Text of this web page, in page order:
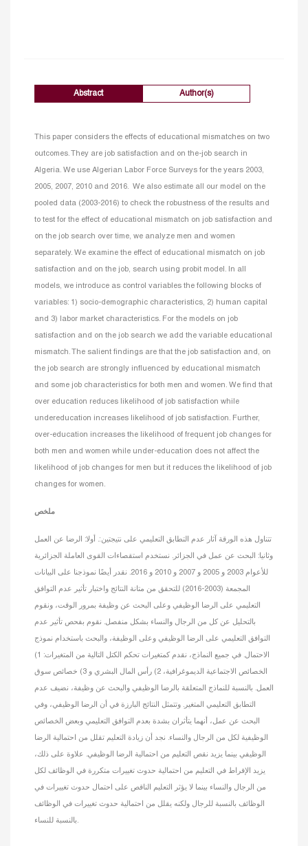
Abstract Author(s)
This paper considers the effects of educational mismatches on two
outcomes. They are job satisfaction and on the-job search in
Algeria. We use Algerian Labor Force Surveys for the years 2003,
2005, 2007, 2010 and 2016. We also estimate all our model on the
pooled data (2003-2016) to check the robustness of the results and
to test for the effect of educational mismatch on job satisfaction and
on the job search over time, we analyze men and women
separately. We examine the effect of educational mismatch on job
satisfaction and on the job, search using probit model. In all
models, we introduce as control variables the following blocks of
variables: 1) socio-demographic characteristics, 2) human capital
and 3) labor market characteristics. For the models on job
satisfaction and on the job search we add the variable educational
mismatch. The salient findings are that the job satisfaction and, on
the job search are strongly influenced by educational mismatch
and some job characteristics for both men and women. We find that
over education reduces likelihood of job satisfaction while
undereducation increases likelihood of job satisfaction. Further,
over-education increases the likelihood of frequent job changes for
both men and women while under-education does not affect the
likelihood of job changes for men but it reduces the likelihood of job
changes for women.
ملخص
تتناول هذه الورقة آثار عدم التطابق التعليمي على نتيجتين:. أولا: الرضا عن العمل
وثانيا: البحث عن عمل في الجزائر. نستخدم استقصاءات القوى العاملة الجزائرية
للأعوام 2003 و 2005 و 2007 و 2010 و 2016. نقدر أيضًا نموذجنا على البيانات
المجمعة (2003-2016) للتحقق من متانة النتائج واختبار تأثير عدم التوافق
التعليمي على الرضا الوظيفي وعلى البحث عن وظيفة بمرور الوقت، ونقوم
بالتحليل عن كل من الرجال والنساء بشكل منفصل. نقوم بفحص تأثير عدم
التوافق التعليمي على الرضا الوظيفي وعلى الوظيفة، والبحث باستخدام نموذج
الاحتمال. في جميع النماذج، نقدم كمتغيرات تحكم الكتل التالية من المتغيرات: 1)
الخصائص الاجتماعية الديموغرافية، 2) رأس المال البشري و 3) خصائص سوق
العمل. بالنسبة للنماذج المتعلقة بالرضا الوظيفي والبحث عن وظيفة، نضيف عدم
التطابق التعليمي المتغير. وتتمثل النتائج البارزة في أن الرضا الوظيفي، وفي
البحث عن عمل، أنهما يتأثران بشدة بعدم التوافق التعليمي وبعض الخصائص
الوظيفية لكل من الرجال والنساء. نجد أن زيادة التعليم تقلل من احتمالية الرضا
الوظيفي بينما يزيد نقص التعليم من احتمالية الرضا الوظيفي. علاوة على ذلك،
يزيد الإفراط في التعليم من احتمالية حدوث تغييرات متكررة في الوظائف لكل
من الرجال والنساء بينما لا يؤثر التعليم الناقص على احتمال حدوث تغييرات في
الوظائف بالنسبة للرجال ولكنه يقلل من احتمالية حدوث تغييرات في الوظائف
بالنسبة للنساء.